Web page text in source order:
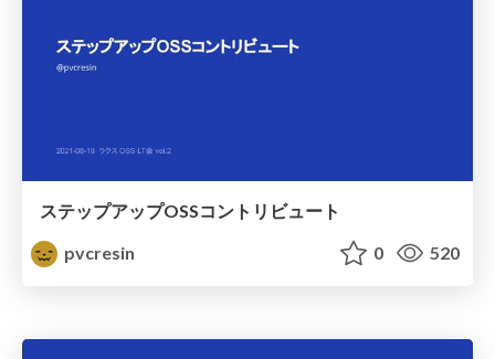
ステップアップOSSコントリビュート
pvcresin
0 520